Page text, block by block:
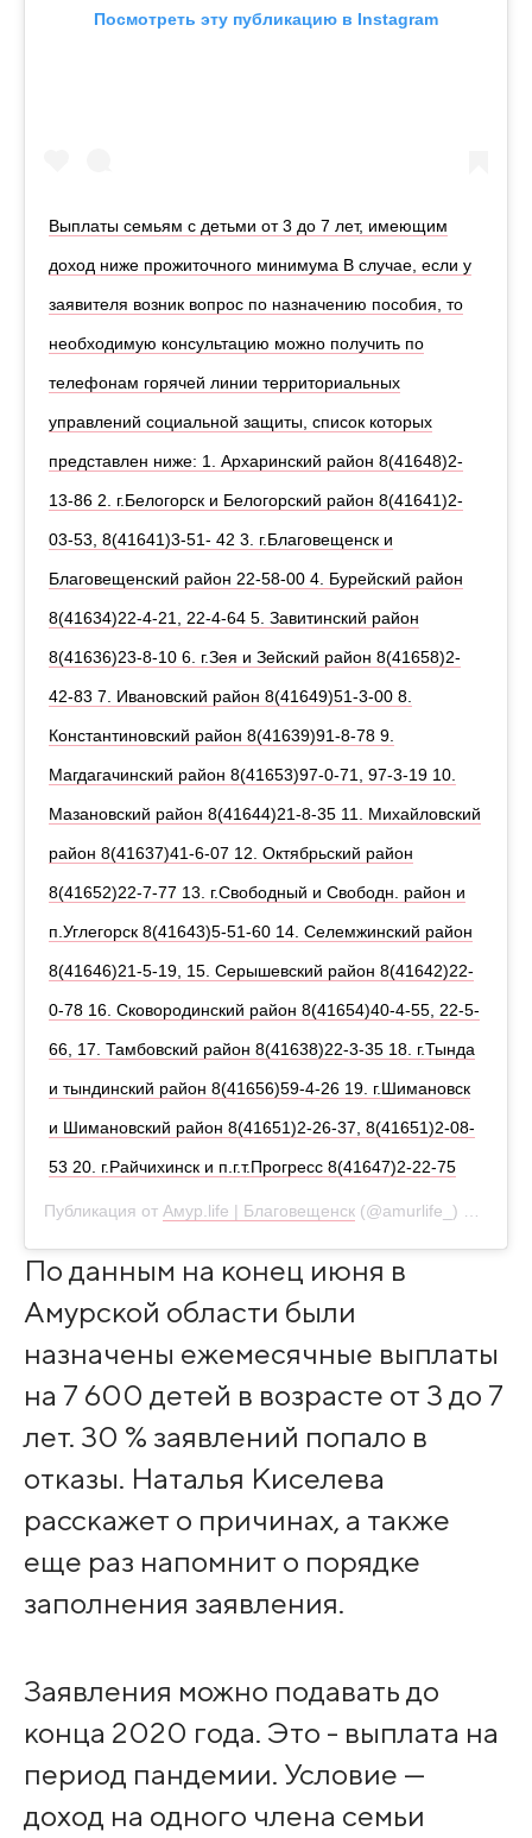
Посмотреть эту публикацию в Instagram
Выплаты семьям с детьми от 3 до 7 лет, имеющим
доход ниже прожиточного минимума В случае, если у
заявителя возник вопрос по назначению пособия, то
необходимую консультацию можно получить по
телефонам горячей линии территориальных
управлений социальной защиты, список которых
представлен ниже: 1. Архаринский район 8(41648)2-
13-86 2. г.Белогорск и Белогорский район 8(41641)2-
03-53, 8(41641)3-51- 42 3. г.Благовещенск и
Благовещенский район 22-58-00 4. Бурейский район
8(41634)22-4-21, 22-4-64 5. Завитинский район
8(41636)23-8-10 6. г.Зея и Зейский район 8(41658)2-
42-83 7. Ивановский район 8(41649)51-3-00 8.
Константиновский район 8(41639)91-8-78 9.
Магдагачинский район 8(41653)97-0-71, 97-3-19 10.
Мазановский район 8(41644)21-8-35 11. Михайловский
район 8(41637)41-6-07 12. Октябрьский район
8(41652)22-7-77 13. г.Свободный и Свободн. район и
п.Углегорск 8(41643)5-51-60 14. Селемжинский район
8(41646)21-5-19, 15. Серышевский район 8(41642)22-
0-78 16. Сковородинский район 8(41654)40-4-55, 22-5-
66, 17. Тамбовский район 8(41638)22-3-35 18. г.Тында
и тындинский район 8(41656)59-4-26 19. г.Шимановск
и Шимановский район 8(41651)2-26-37, 8(41651)2-08-
53 20. г.Райчихинск и п.г.т.Прогресс 8(41647)2-22-75
Публикация от Амур.life | Благовещенск(@amurlife_)
По данным на конец июня в
Амурской области были
назначены ежемесячные выплаты
на 7 600 детей в возрасте от 3 до 7
лет. 30 % заявлений попало в
отказы. Наталья Киселева
расскажет о причинах, а также
еще раз напомнит о порядке
заполнения заявления.
Заявления можно подавать до
конца 2020 года. Это - выплата на
период пандемии. Условие —
доход на одного члена семьи